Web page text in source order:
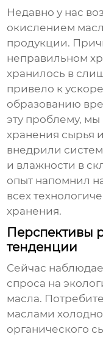
Недавно у нас
окислением
продукции.
неправильном
хранилось в
привело к
образованию
эту проблему,
хранения сырья
внедрили
и влажности в
опыт напомнил
всех
хранения.
Перспективы
тенденции
Сейчас
спроса на
масла.
маслами
органического